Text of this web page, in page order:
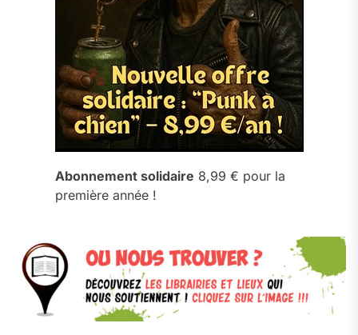
Abonnement solidaire 8,99 € pour la
première année !